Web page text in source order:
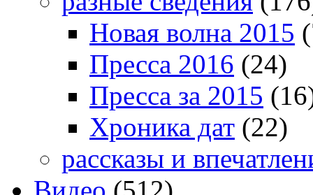
Новая волна 2015
Пресса 2016 (24)
Пресса за 2015
Хроника дат (22)
рассказы и